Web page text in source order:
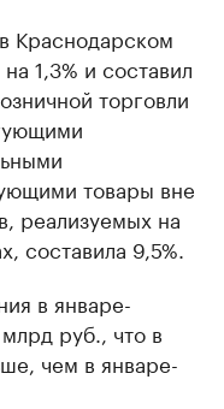
Краснодарском
1,3% и составил
торговли
товары вне
реализуемых на
составила 9,5%.
в январе-
руб., что в
чем в январе-